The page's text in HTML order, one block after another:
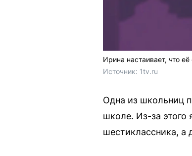
Ирина настаивает, что
Источник: 1tv.ru
Одна из школьниц
школе. Из-за
шестиклассника, а